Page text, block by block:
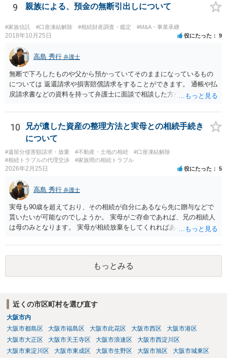
の事だけ考えるべきなのでしょうか ・・・お子さんの事をまで含め良
い解決案があればお悩みになるのは当然と言えば当然のことです。 彼
と親子関係を結びたいと思っているが、名字は変えたくない・・・養
子縁組の必要があり 氏も変更することになります。 しかし 彼は成人
しているとは言え、自分の子と私の連れ子、全て平等にしたいと希
望。もちろん私もそうできればと思います。 ・・・婚姻前の契約 あ
るいは 遺言書などで その意思を実現する方法はあります。 弁護
士に相談してみてください。
9 親族による、預金の無断引出しについて
#家族信託 #口座凍結解除 #相続財産調査・鑑定 #M&A・事業承継
2018年10月25日 役にたった 9
高島 秀行 弁護士
無断で下ろしたものや父から預かっていてそのままになっているもの
については 返還請求や損害賠償請求をすることができます。 通帳や払
戻請求書などの資料を持って弁護士に面談で相談した方がよいと思い
10
兄が遺した資産の整理方法と実母との相続手続き
について
#遺留分侵害額請求・放棄 #不動産・土地の相続
#口座凍結解除
#相続トラブルの代理交渉
#家族間の相続トラブル
2026年2月25日 役にたった 5
高島 秀行 弁護士
実母も90歳を超えており、その相続が自分にあるなら先に贈与などで
貰いたいが可能なのでしようか。 実母がご存命であれば、兄の相続人
は母のみとなります。 実母が相続放棄をしてくれればあなた方兄弟及
ないと思います。
もっとみる
近くの市区町村を選び直す
大阪市内
大阪市都島区
大阪市福島区 大阪市此花区 大阪市西区
大阪市港区
大阪市大正区
大阪市天王寺区 大阪市浪速区
大阪市西淀川区
大阪市東淀川区
大阪市東成区 大阪市生野区 大阪市旭区
大阪市城東区